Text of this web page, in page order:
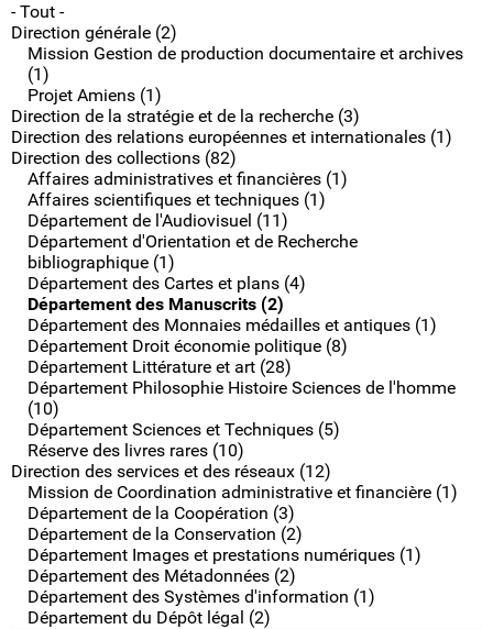
- Tout -
Direction générale (2)
Mission Gestion de production documentaire et archives
(1)
Projet Amiens (1)
Direction de la stratégie et de la recherche (3)
Direction des relations européennes et internationales (1)
Direction des collections (82)
Affaires administratives et financières (1)
Affaires scientifiques et techniques (1)
Département de l'Audiovisuel (11)
Département d'Orientation et de Recherche
bibliographique (1)
Département des Cartes et plans (4)
Département des Manuscrits (2)
Département des Monnaies médailles et antiques (1)
Département Droit économie politique (8)
Département Littérature et art (28)
Département Philosophie Histoire Sciences de l'homme
(10)
Département Sciences et Techniques (5)
Réserve des livres rares (10)
Direction des services et des réseaux (12)
Mission de Coordination administrative et financière (1)
Département de la Coopération (3)
Département de la Conservation (2)
Département Images et prestations numériques (1)
Département des Métadonnées (2)
Département des Systèmes d'information (1)
Département du Dépôt légal (2)